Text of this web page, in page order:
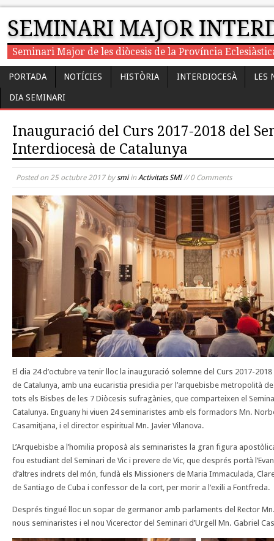
SEMINARI MAJOR
Seminari Major de les diòcesis de la Província
PORTADA NOTÍCIES HISTÒRIA INTERDIOCESÀ LES
DIA SEMINARI
Inauguració del Curs 2017-2018 del
Interdiocesà de Catalunya
Posted on 25 octubre 2017bysmiin Activitats SMI// 0 Comments
El dia 24 d’octubre va tenir lloc la inauguració solemne del Curs 2017-
de Catalunya, amb una eucaristia presidia per l’arquebisbe metropolità
tots els Bisbes de les 7 Diòcesis sufragànies, que comparteixen el
Catalunya. Enguany hi viuen 24 seminaristes amb els formadors Mn.
Casamitjana, i el director espiritual Mn. Javier Vilanova.
L’Arquebisbe a l’homilia proposà als seminaristes la gran figura
fou estudiant del Seminari de Vic i prevere de Vic, que després portà
d’altres indrets del món, fundà els Missioners de Maria Immaculada,
de Santiago de Cuba i confessor de la cort, per morir a l’exili a Fontfreda.
Després tingué lloc un sopar de germanor amb parlaments del Rector
nous seminaristes i el nou Vicerector del Seminari d’Urgell Mn. Gabriel